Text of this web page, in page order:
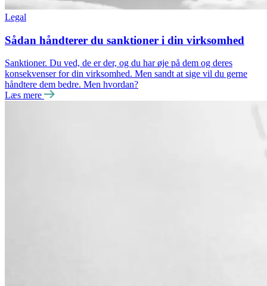
Legal
Sådan håndterer du sanktioner i din virksomhed
Sanktioner. Du ved, de er der, og du har øje på dem og deres
konsekvenser for din virksomhed. Men sandt at sige vil du gerne
håndtere dem bedre. Men hvordan?
Læs mere